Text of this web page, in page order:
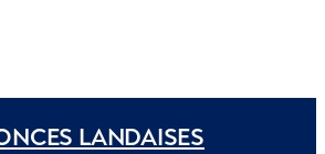
LANDAISES